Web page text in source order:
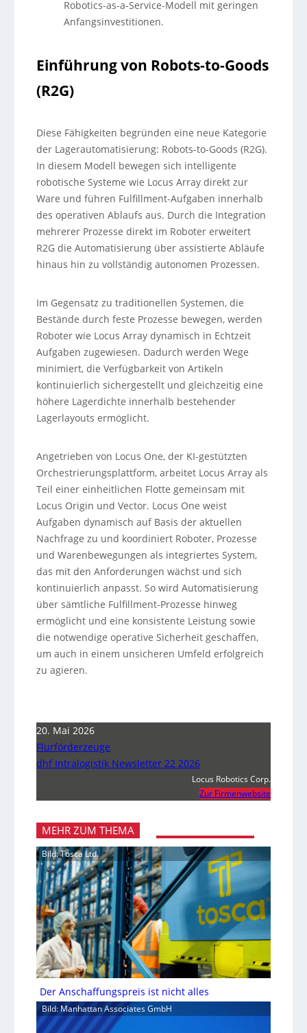
Robotics-as-a-Service-Modell mit geringen
Anfangsinvestitionen.
Einführung von Robots-to-Goods
(R2G)
Diese Fähigkeiten begründen eine neue Kategorie
der Lagerautomatisierung: Robots-to-Goods (R2G).
In diesem Modell bewegen sich intelligente
robotische Systeme wie Locus Array direkt zur
Ware und führen Fulfillment-Aufgaben innerhalb
des operativen Ablaufs aus. Durch die Integration
mehrerer Prozesse direkt im Roboter erweitert
R2G die Automatisierung über assistierte Abläufe
hinaus hin zu vollständig autonomen Prozessen.
Im Gegensatz zu traditionellen Systemen, die
Bestände durch feste Prozesse bewegen, werden
Roboter wie Locus Array dynamisch in Echtzeit
Aufgaben zugewiesen. Dadurch werden Wege
minimiert, die Verfügbarkeit von Artikeln
kontinuierlich sichergestellt und gleichzeitig eine
höhere Lagerdichte innerhalb bestehender
Lagerlayouts ermöglicht.
Angetrieben von Locus One, der KI-gestützten
Orchestrierungsplattform, arbeitet Locus Array als
Teil einer einheitlichen Flotte gemeinsam mit
Locus Origin und Vector. Locus One weist
Aufgaben dynamisch auf Basis der aktuellen
Nachfrage zu und koordiniert Roboter, Prozesse
und Warenbewegungen als integriertes System,
das mit den Anforderungen wächst und sich
kontinuierlich anpasst. So wird Automatisierung
über sämtliche Fulfillment-Prozesse hinweg
ermöglicht und eine konsistente Leistung sowie
die notwendige operative Sicherheit geschaffen,
um auch in einem unsicheren Umfeld erfolgreich
zu agieren.
20. Mai 2026
Flurförderzeuge
dhf Intralogistik Newsletter 22 2026
Locus Robotics Corp.
Zur Firmenwebsite
MEHR ZUM THEMA
Bild: Tosca Ltd.
Der Anschaffungspreis ist nicht alles
Bild: Manhattan Associates GmbH